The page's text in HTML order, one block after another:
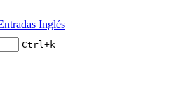
Inglés
Ctrl+k